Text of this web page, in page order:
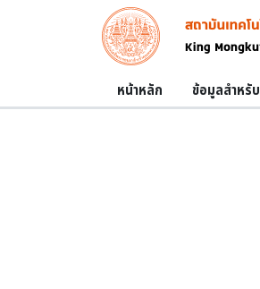
Skip to main content
Image
Main navigation
หน้าหลัก ข้อมูลสำหรับ